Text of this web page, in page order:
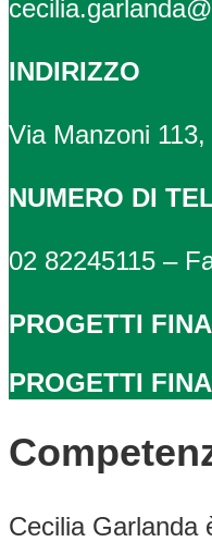
INDIRIZZO
Via Manzoni
NUMERO DI
02 82245115 –
PROGETTI
PROGETTI
Cecilia Garlanda